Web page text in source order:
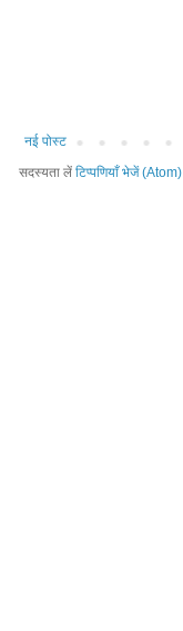
नई पोस्ट
सदस्यता लें टिप्पणियाँ भेजें (Atom)